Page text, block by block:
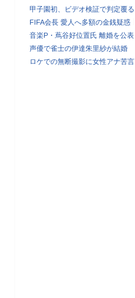
甲子園初、ビデオ検証で判定覆る
FIFA会長 愛人へ多額の金銭疑惑
音楽P・蔦谷好位置氏 離婚を公表
声優で雀士の伊達朱里紗が結婚
ロケでの無断撮影に女性アナ苦言